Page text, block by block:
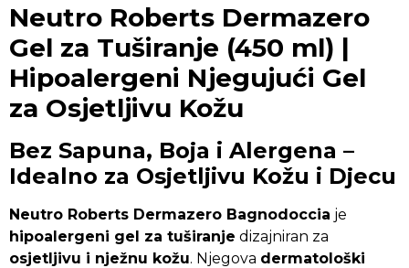
Neutro Roberts Dermazero
Gel za Tuširanje (450 ml) |
Hipoalergeni Njegujući Gel
za Osjetljivu Kožu
Bez Sapuna, Boja i Alergena –
Idealno za Osjetljivu Kožu i Djecu
Neutro Roberts Dermazero Bagnodoccia je
hipoalergeni gel za tuširanje dizajniran za
osjetljivu i nježnu kožu. Njegova dermatološki